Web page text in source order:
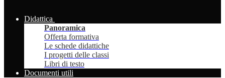
Didattica
Panoramica
Offerta formativa
Le schede didattiche
I progetti delle classi
Libri di testo
Documenti utili